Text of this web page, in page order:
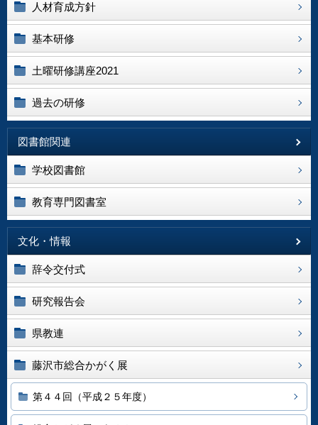
人材育成方針
基本研修
土曜研修講座2021
過去の研修
図書館関連
学校図書館
教育専門図書室
文化・情報
辞令交付式
研究報告会
県教連
藤沢市総合かがく展
第４４回（平成２５年度）